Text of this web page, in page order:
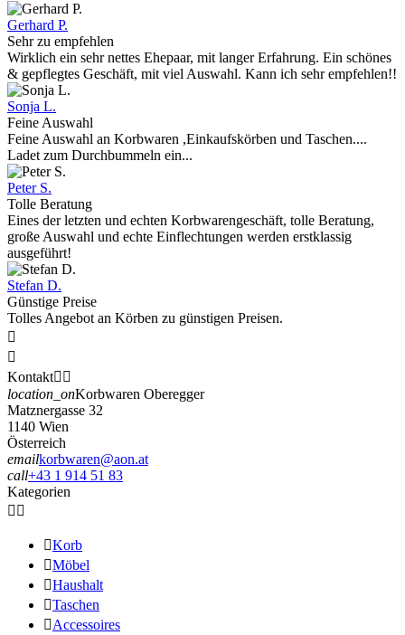
Gerhard P.
Sehr zu empfehlen
Wirklich ein sehr nettes Ehepaar, mit langer Erfahrung. Ein schönes
& gepflegtes Geschäft, mit viel Auswahl. Kann ich sehr empfehlen!!
Sonja L.
Feine Auswahl
Feine Auswahl an Korbwaren ,Einkaufskörben und Taschen....
Ladet zum Durchbummeln ein...
Peter S.
Tolle Beratung
Eines der letzten und echten Korbwarengeschäft, tolle Beratung,
große Auswahl und echte Einflechtungen werden erstklassig
ausgeführt!
Stefan D.
Günstige Preise
Tolles Angebot an Körben zu günstigen Preisen.


Kontakt 
location_onKorbwaren Oberegger
Matznergasse 32
1140 Wien
Österreich
emailkorbwaren@aon.at
call+43 1 914 51 83
Kategorien
 
Korb
Möbel
Haushalt
Taschen
Accessoires